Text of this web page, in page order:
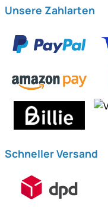
Unsere Zahlarten
Schneller Versand